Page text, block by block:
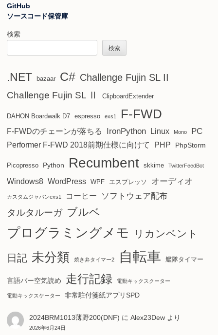
GitHub
ソースコード保管庫
検索
検索
.NET bazaar C# Challenge Fujin SL II
Challenge Fujin SL Ⅱ ClipboardExtender
DAHON Boardwalk D7 espresso exs1 F-FWD
F-FWDのチェーンが落ちる IronPython Linux Mono PC
Performer F-FWD 2018前期仕様に向けて PHP PhpStorm
Picopresso Python Recumbent skkime TwitterFeedBot
Windows8 WordPress WPF エスプレッソ オーディオ
カスタムジャパンexs1 コーヒー ソフトウェア配布
タルタルーガ ブルベ
プログラミングメモ リカンベント
日記 未分類 焼き弁タイマー2 自転車 艦隊タイマー
言語バー空気読め 走行記録 電動キックスクーター
電動キックスケーター 非常駐付箋紙アプリSPD
2024BRM1013薄野200(DNF) に Alex23Dewより
2026年6月24日